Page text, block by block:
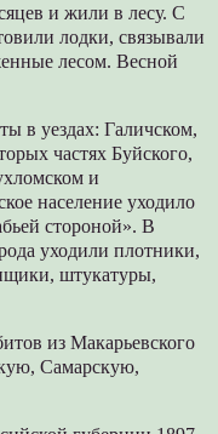
и жили в лесу. С
лодки, связывали
лесом. Весной
в уездах: Галичском,
частях Буйского,
и
население уходило
стороной». В
уходили плотники,
штукатуры,
из Макарьевского
Самарскую,